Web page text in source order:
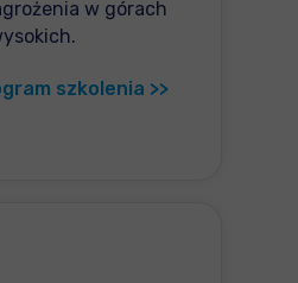
w górach
szkolenia >>